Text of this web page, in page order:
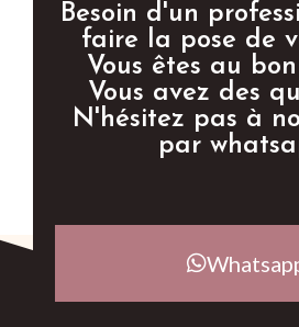
Besoin d'un
faire la pose de
Vous êtes au
Vous avez des
N'hésitez pas à
par